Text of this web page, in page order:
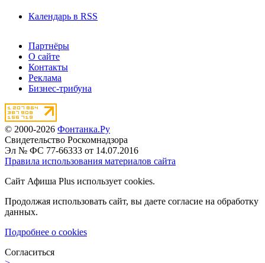
Календарь в RSS
Партнёры
О сайте
Контакты
Реклама
Бизнес-трибуна
© 2000-2026 Фонтанка.Ру
Свидетельство Роскомнадзора
Эл № ФС 77-66333 от 14.07.2016
Правила использования материалов сайта
Сайт Афиша Plus использует cookies.
Продолжая использовать сайт, вы даете согласие на обработку
данных.
Подробнее о cookies
Согласиться